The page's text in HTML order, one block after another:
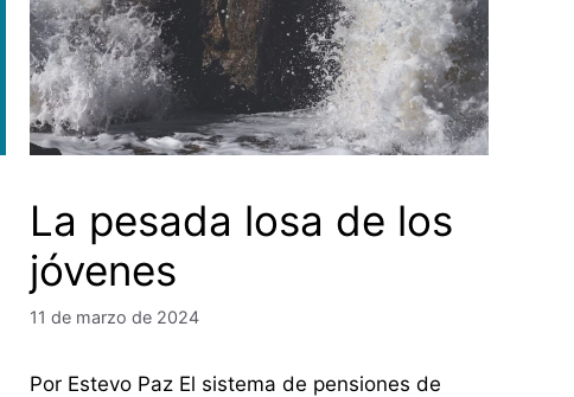
La pesada losa de los
jóvenes
11 de marzo de 2024
Por Estevo Paz El sistema de pensiones de